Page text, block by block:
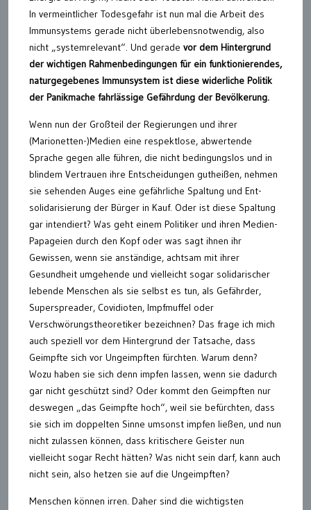
In vermeintlicher Todesgefahr ist nun mal die Arbeit des
Immunsystems gerade nicht überlebensnotwendig, also
nicht „systemrelevant“. Und gerade vor dem Hintergrund
der wichtigen Rahmenbedingungen für ein funktionierendes,
naturgegebenes Immunsystem ist diese widerliche Politik
der Panikmache fahrlässige Gefährdung der Bevölkerung.
Wenn nun der Großteil der Regierungen und ihrer
(Marionetten-)Medien eine respektlose, abwertende
Sprache gegen alle führen, die nicht bedingungslos und in
blindem Vertrauen ihre Entscheidungen gutheißen, nehmen
sie sehenden Auges eine gefährliche Spaltung und Ent-
solidarisierung der Bürger in Kauf. Oder ist diese Spaltung
gar intendiert? Was geht einem Politiker und ihren Medien-
Papageien durch den Kopf oder was sagt ihnen ihr
Gewissen, wenn sie anständige, achtsam mit ihrer
Gesundheit umgehende und vielleicht sogar solidarischer
lebende Menschen als sie selbst es tun, als Gefährder,
Superspreader, Covidioten, Impfmuffel oder
Verschwörungstheoretiker bezeichnen? Das frage ich mich
auch speziell vor dem Hintergrund der Tatsache, dass
Geimpfte sich vor Ungeimpften fürchten. Warum denn?
Wozu haben sie sich denn impfen lassen, wenn sie dadurch
gar nicht geschützt sind? Oder kommt den Geimpften nur
deswegen „das Geimpfte hoch“, weil sie befürchten, dass
sie sich im doppelten Sinne umsonst impfen ließen, und nun
nicht zulassen können, dass kritischere Geister nun
vielleicht sogar Recht hätten? Was nicht sein darf, kann auch
nicht sein, also hetzen sie auf die Ungeimpften?
Menschen können irren. Daher sind die wichtigsten